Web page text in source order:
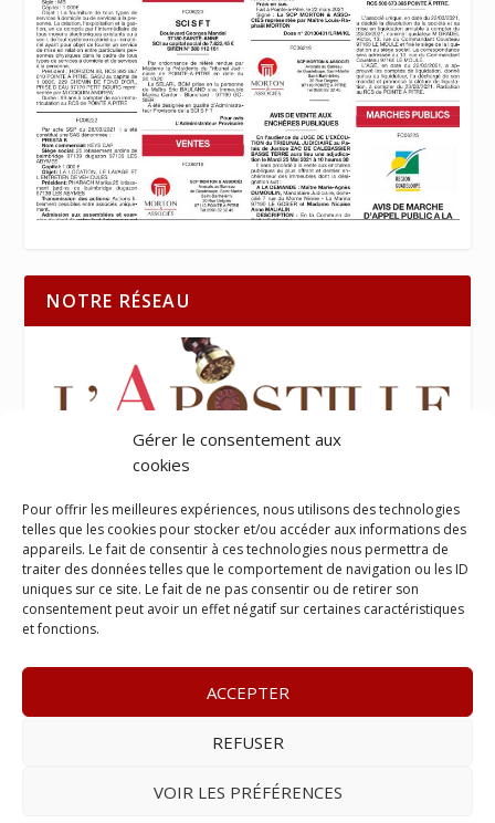
Gérer le consentement aux
cookies
Pour offrir les meilleures expériences, nous utilisons des technologies
telles que les cookies pour stocker et/ou accéder aux informations des
appareils. Le fait de consentir à ces technologies nous permettra de
traiter des données telles que le comportement de navigation ou les ID
uniques sur ce site. Le fait de ne pas consentir ou de retirer son
consentement peut avoir un effet négatif sur certaines caractéristiques
et fonctions.
ACCEPTER
REFUSER
VOIR LES PRÉFÉRENCES
NOTRE RÉSEAU
– www.lelegis.fr –Zone Franche Cité Dillon
– E-mail :contact@lelegis.fr–